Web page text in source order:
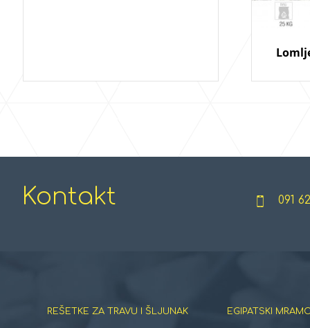
Kontakt 091
REŠETKE ZA TRAVU I ŠLJUNAK EGIPATSKI